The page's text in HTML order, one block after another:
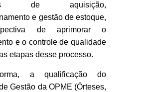
de aquisição,
e gestão de estoque,
de aprimorar o
e o controle de qualidade
etapas desse processo.
a qualificação do
Gestão da OPME (Órteses,